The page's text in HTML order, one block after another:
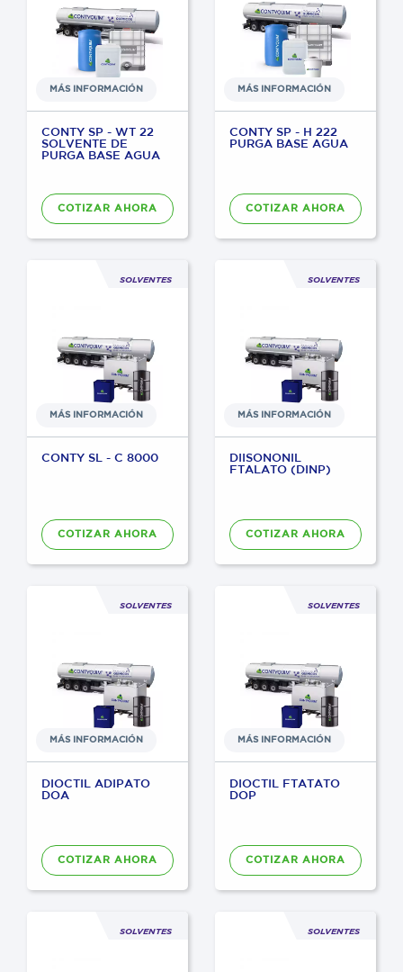
MÁS INFORMACIÓN
CONTY SP - WT 22
SOLVENTE DE
PURGA BASE AGUA
COTIZAR AHORA
MÁS INFORMACIÓN
CONTY SP - H 222
PURGA BASE AGUA
COTIZAR AHORA
SOLVENTES
MÁS INFORMACIÓN
CONTY SL - C 8000
COTIZAR AHORA
SOLVENTES
MÁS INFORMACIÓN
DIISONONIL
FTALATO (DINP)
COTIZAR AHORA
SOLVENTES
MÁS INFORMACIÓN
DIOCTIL ADIPATO
DOA
COTIZAR AHORA
SOLVENTES
MÁS INFORMACIÓN
DIOCTIL FTATATO
DOP
COTIZAR AHORA
SOLVENTES SOLVENTES